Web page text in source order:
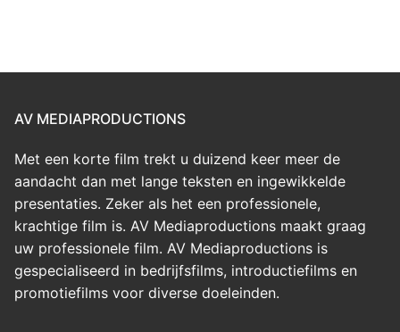
AV MEDIAPRODUCTIONS
Met een korte film trekt u duizend keer meer de
aandacht dan met lange teksten en ingewikkelde
presentaties. Zeker als het een professionele,
krachtige film is. AV Mediaproductions maakt graag
uw professionele film. AV Mediaproductions is
gespecialiseerd in bedrijfsfilms, introductiefilms en
promotiefilms voor diverse doeleinden.